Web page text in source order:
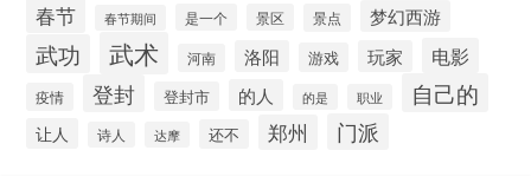
春节 春节期间 是一个 景区 景点 梦幻西游
武功 武术 河南 洛阳 游戏 玩家 电影
疫情 登封 登封市 的人 的是 职业 自己的
让人 诗人 达摩 还不 郑州 门派